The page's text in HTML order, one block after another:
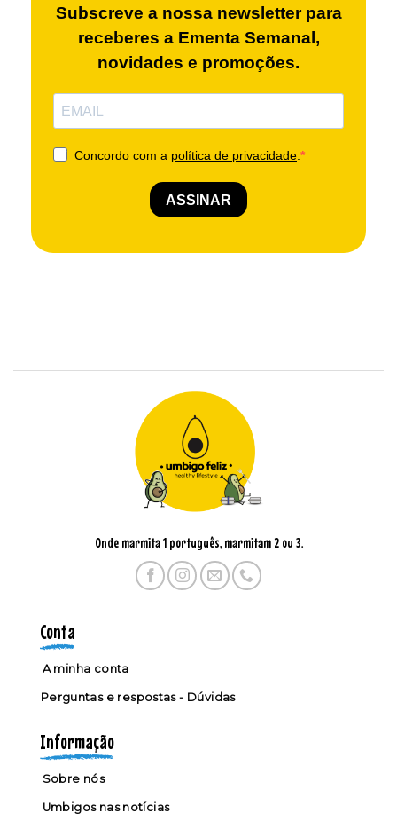
Onde marmita 1 português, marmitam 2 ou 3.
Conta
A minha conta
Perguntas e respostas - Dúvidas
Informação
Sobre nós
Umbigos nas notícias